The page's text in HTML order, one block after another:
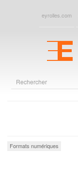
eyrolles.com
Formats numériques